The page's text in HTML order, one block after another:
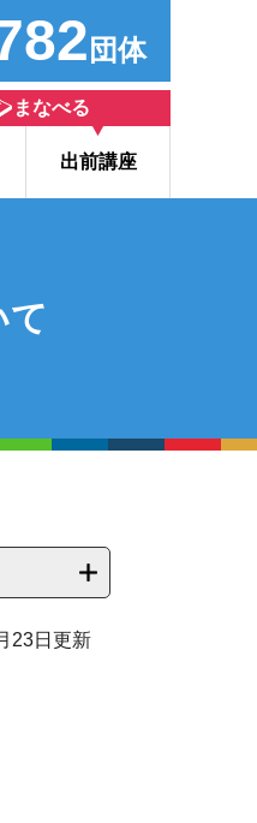
団体
まなべる
出前講座
23日更新